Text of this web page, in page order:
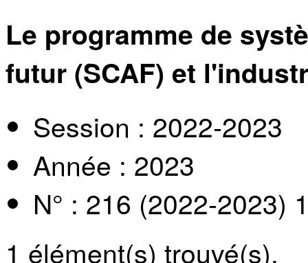
Le programme de
futur (SCAF) et
Session : 2022-2023
Année : 2023
N° : 216 (2022-2023)
1 élément(s) trouvé(s).